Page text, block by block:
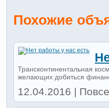
Похожие
Трансконтинентальная
желающих добиться
12.04.2016 |